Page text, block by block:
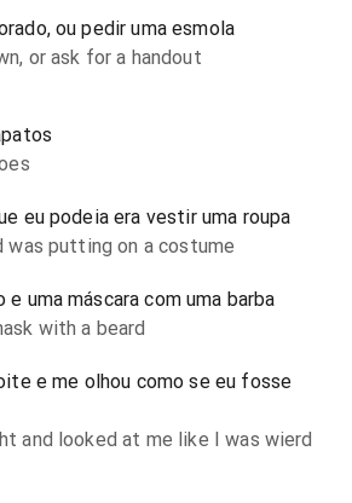
ou pedir uma esmola
or ask for a handout
eu podeia era vestir uma roupa
was putting on a costume
uma máscara com uma barba
with a beard
e me olhou como se eu fosse
and looked at me like I was wierd